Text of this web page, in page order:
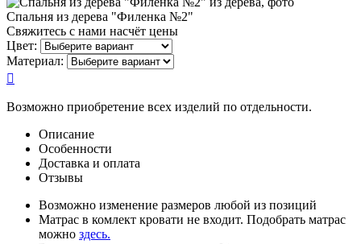
Спальня из дерева "Филенка №2"
Свяжитесь с нами насчёт цены
Цвет:
Материал:

Возможно приобретение всех изделий по отдельности.
Описание
Особенности
Доставка и оплата
Отзывы
Возможно изменение размеров любой из позиций
Матрас в комлект кровати не входит. Подобрать матрас
можно здесь.